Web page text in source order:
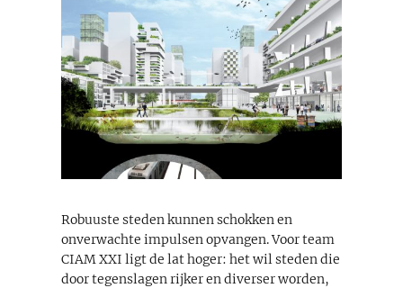
Robuuste steden kunnen schokken en
onverwachte impulsen opvangen. Voor team
CIAM XXI ligt de lat hoger: het wil steden die
door tegenslagen rijker en diverser worden,